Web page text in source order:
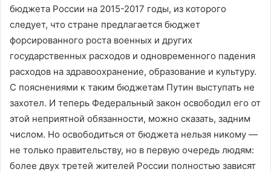
бюджета России на 2015-2017 годы, из которого
следует, что стране предлагается бюджет
форсированного роста военных и других
государственных расходов и одновременного падения
расходов на здравоохранение, образование и культуру.
С пояснениями к таким бюджетам Путин выступать не
захотел. И теперь Федеральный закон освободил его от
этой неприятной обязанности, можно сказать, задним
числом. Но освободиться от бюджета нельзя никому —
не только правительству, но в первую очередь людям:
более двух третей жителей России полностью зависят